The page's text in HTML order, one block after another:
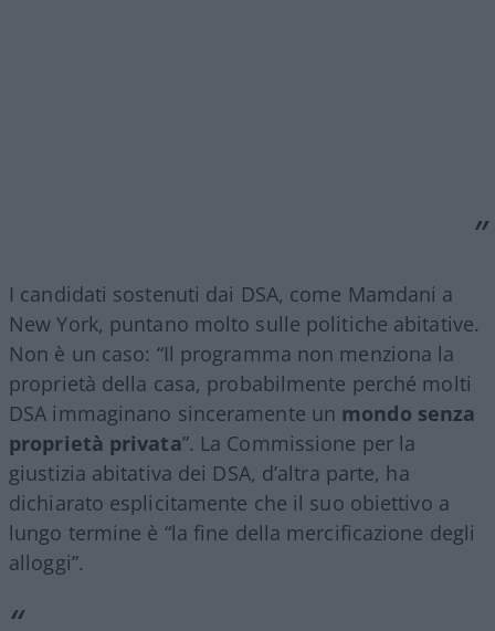
I candidati sostenuti dai DSA, come Mamdani a
New York, puntano molto sulle politiche abitative.
Non è un caso: “Il programma non menziona la
proprietà della casa, probabilmente perché molti
DSA immaginano sinceramente un mondo senza
proprietà privata”. La Commissione per la
giustizia abitativa dei DSA, d’altra parte, ha
dichiarato esplicitamente che il suo obiettivo a
lungo termine è “la fine della mercificazione degli
alloggi”.